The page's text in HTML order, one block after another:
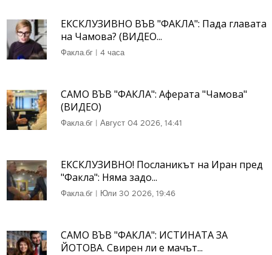
ЕКСКЛУЗИВНО ВЪВ "ФАКЛА": Пада главата
на Чамова? (ВИДЕО...
Факла.бг | 4 часа
САМО ВЪВ "ФАКЛА": Аферата "Чамова"
(ВИДЕО)
Факла.бг | Август 04 2026, 14:41
ЕКСКЛУЗИВНО! Посланикът на Иран пред
"Факла": Няма задо...
Факла.бг | Юли 30 2026, 19:46
САМО ВЪВ "ФАКЛА": ИСТИНАТА ЗА
ЙОТОВА. Свирен ли е мачът...